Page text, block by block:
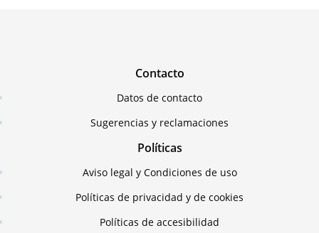
Contacto
Datos de contacto
Sugerencias y reclamaciones
Políticas
Aviso legal y Condiciones de uso
Políticas de privacidad y de cookies
Políticas de accesibilidad